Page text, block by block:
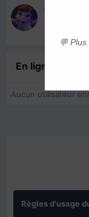
En ligne
Aucun utilisateur
Règles d'usage